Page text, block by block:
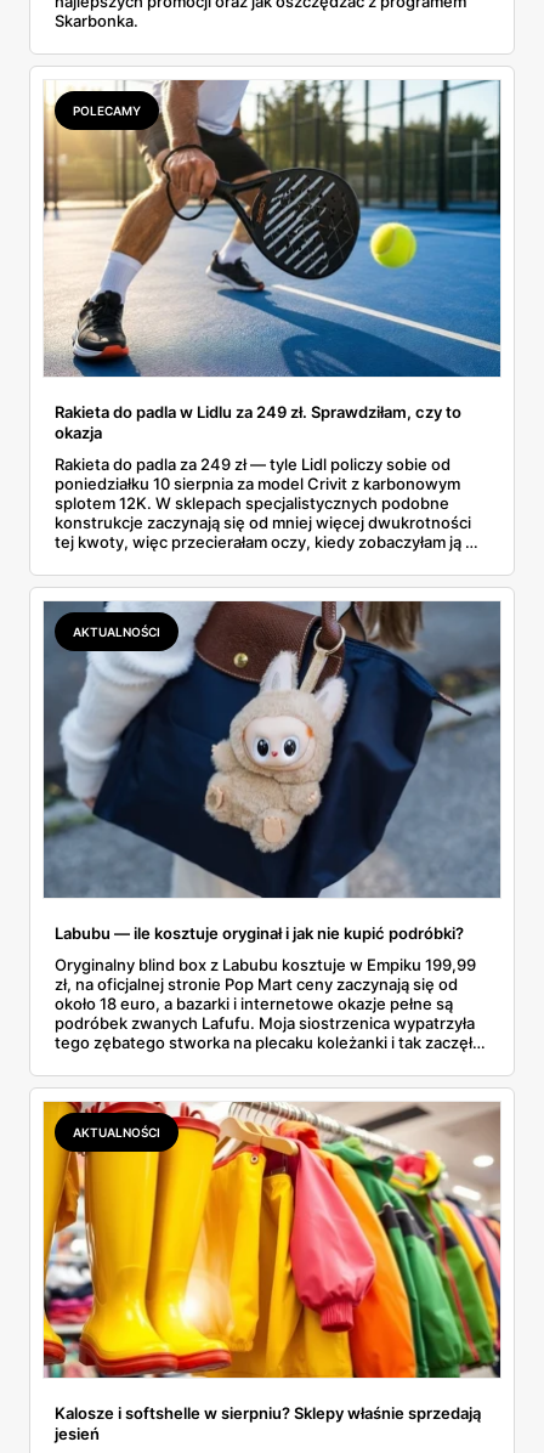
Skarbonka.
POLECAMY
Rakieta do padla w Lidlu za 249 zł. Sprawdziłam, czy to
okazja
Rakieta do padla za 249 zł — tyle Lidl policzy sobie od
poniedziałku 10 sierpnia za model Crivit z karbonowym
splotem 12K. W sklepach specjalistycznych podobne
konstrukcje zaczynają się od mniej więcej dwukrotności
tej kwoty, więc przecierałam oczy, kiedy zobaczyłam ją w
najszybciej rosnący sport w Polsce: kortów przybywa
lawinowo, a chętnych jeszcze szybciej. Sprawdziłam, co
dokładnie dostajemy za te pieniądze i komu taka rakieta
faktycznie wystarczy.
AKTUALNOŚCI
Labubu — ile kosztuje oryginał i jak nie kupić podróbki?
Oryginalny blind box z Labubu kosztuje w Empiku 199,99
zł, na oficjalnej stronie Pop Mart ceny zaczynają się od
około 18 euro, a bazarki i internetowe okazje pełne są
podróbek zwanych Lafufu. Moja siostrzenica wypatrzyła
tego zębatego stworka na plecaku koleżanki i tak zaczęło
kosztuje i po czym poznać, że sprzedawca nie wciska nam
podróbki. Spisałam wszystko, czego się dowiedziałam —
łącznie z jedną wpadką, o której za chwilę.
AKTUALNOŚCI
Kalosze i softshelle w sierpniu? Sklepy właśnie sprzedają
jesień